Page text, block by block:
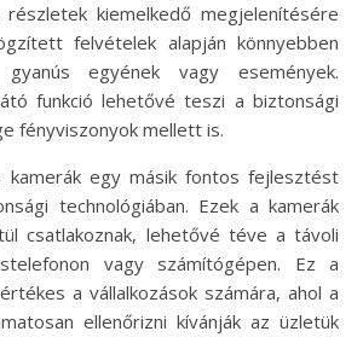
kiemelkedő megjelenítésére
felvételek alapján könnyebben
egyének vagy események.
funkció lehetővé teszi a biztonsági
fényviszonyok mellett is.
kamerák egy másik fontos fejlesztést
technológiában. Ezek a kamerák
csatlakoznak, lehetővé téve a távoli
vagy számítógépen. Ez a
a vállalkozások számára, ahol a
ellenőrizni kívánják az üzletük